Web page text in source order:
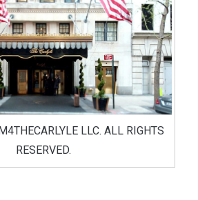
LLC. ALL RIGHTS
RESERVED.